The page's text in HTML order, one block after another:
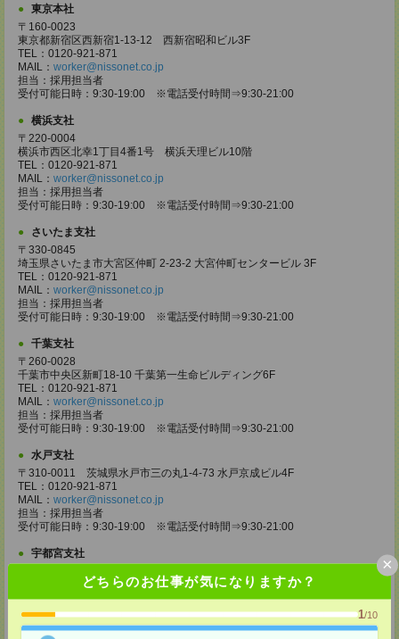
どちらのお仕事が気になりますか？
1/10
×
東京本社
〒160-0023
東京都新宿区西新宿1-13-12 西新宿昭和ビル3F
TEL：0120-921-871
MAIL： worker@nissonet.co.jp
担当：採用担当者
受付可能日時：9:30-19:00 ※電話受付時間⇒9:30-21:00
横浜支社
〒220-0004
横浜市西区北幸1丁目4番1号 横浜天理ビル10階
TEL：0120-921-871
MAIL： worker@nissonet.co.jp
担当：採用担当者
受付可能日時：9:30-19:00 ※電話受付時間⇒9:30-21:00
さいたま支社
〒330-0845
埼玉県さいたま市大宮区仲町 2-23-2 大宮仲町センタービル 3F
TEL：0120-921-871
MAIL： worker@nissonet.co.jp
担当：採用担当者
受付可能日時：9:30-19:00 ※電話受付時間⇒9:30-21:00
千葉支社
〒260-0028
千葉市中央区新町18-10 千葉第一生命ビルディング6F
TEL：0120-921-871
MAIL： worker@nissonet.co.jp
担当：採用担当者
受付可能日時：9:30-19:00 ※電話受付時間⇒9:30-21:00
水戸支社
〒310-0011 茨城県水戸市三の丸1-4-73 水戸京成ビル4F
TEL：0120-921-871
MAIL： worker@nissonet.co.jp
担当：採用担当者
受付可能日時：9:30-19:00 ※電話受付時間⇒9:30-21:00
宇都宮支社
TEL：0120-921-871
MAIL：worker@nissonet.co.jp
担当：採用担当者
受付可能日時：9:30-19:00 ※電話受付時間⇒9:30-21:00